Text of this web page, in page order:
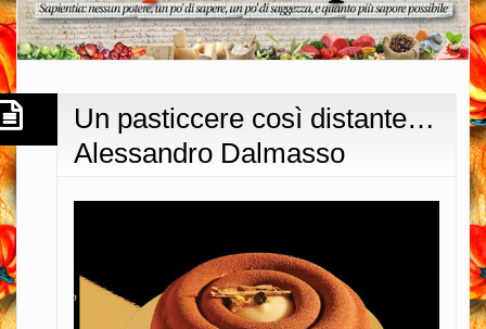
Un pasticcere così distante…
Alessandro Dalmasso